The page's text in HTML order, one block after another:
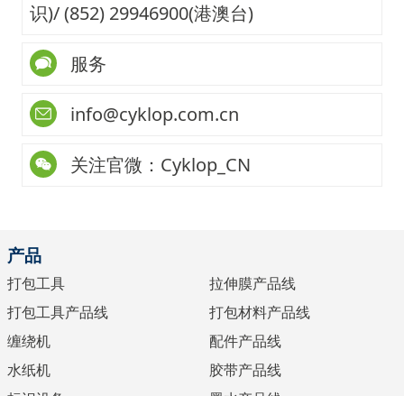
识)/ (852) 29946900(港澳台)
服务
info@cyklop.com.cn
关注官微：Cyklop_CN
产品
打包工具
打包工具产品线
缠绕机
水纸机
拉伸膜产品线
打包材料产品线
配件产品线
胶带产品线